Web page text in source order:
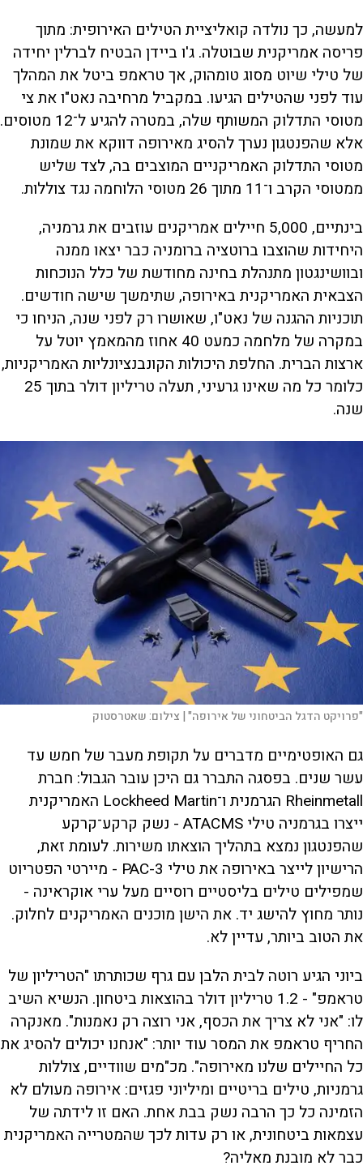
למעשה, כך נולדה קואליציית הטילים האירופית: מתוך
פריסה אמריקנית שבוטלה. ג'ו ביידן הבטיח לברלין יחידה
של טילי שיוט מסוג טומהוק, אך טראמפ ביטל את המהלך
עוד לפני שהטילים הגיעו. במקביל מרחיבה נאט"ו את צי
מטוסי התדלוק המשותף שלה, במטרה להגיע ל־12 מטוסים.
אלא שהפנטגון נערך להסיג מאירופה דווקא את שמונת
מטוסי התדלוק האמריקניים המוצבים בה, לצד שליש
ממטוסי הקרב ו־11 מתוך 26 מטוסי הלוחמה נגד צוללות.
בינתיים, 5,000 חיילים אמריקנים עוזבים את גרמניה,
היחידות שהוצבו ברוטציה ברומניה כבר יצאו ממנה
ובוושינגטון מתנהלת בחינה מחודשת של כלל הנוכחות
הצבאית האמריקנית באירופה, שתימשך שישה חודשים.
תוכניות ההגנה של נאט"ו, שאושרו רק לפני שנה, הניחו כי
במקרה של מלחמה כמעט 40 אחוז מהמאמץ יוטל על
ארצות הברית. החלפת היכולות הקונבנציונליות האמריקניות,
כלומר כל מה שאינו גרעיני, תעלה טריליון דולר בתוך 25
שנה.
"פרויקט הדגל הביטחוני של אירופה" | צילום:שאטרסטוק
גם האופטימיים מדברים על תקופת מעבר של חמש עד
עשר שנים. בפסגה התברר גם היכן עובר הגבול: חברת
Rheinmetall הגרמנית ו־Lockheed Martin האמריקנית
ייצרו בגרמניה טילי ATACMS - נשק קרקע־קרקע
שהפנטגון נמצא בתהליך הוצאתו משירות. לעומת זאת,
הרישיון לייצר באירופה את טילי PAC-3 - מיירטי הפטריוט
שמפילים טילים בליסטיים רוסיים מעל ערי אוקראינה -
נותר מחוץ להישג יד. את הישן מוכנים האמריקנים לחלוק.
את הטוב ביותר, עדיין לא.
ביוני הגיע רוטה לבית הלבן עם גרף שכותרתו "הטריליון של
טראמפ" - 1.2 טריליון דולר בהוצאות ביטחון. הנשיא השיב
לו: "אני לא צריך את הכסף, אני רוצה רק נאמנות". מאנקרה
החריף טראמפ את המסר עוד יותר: "אנחנו יכולים להסיג את
כל החיילים שלנו מאירופה". מכ"מים שוודיים, צוללות
גרמניות, טילים בריטיים ומיליוני פגזים: אירופה מעולם לא
הזמינה כל כך הרבה נשק בבת אחת. האם זו לידתה של
עצמאות ביטחונית, או רק עדות לכך שהמטרייה האמריקנית
כבר לא מובנת מאליה?